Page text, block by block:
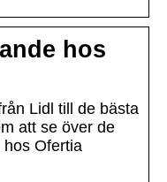
hos
Lidl till de bästa
att se över de
hos Ofertia